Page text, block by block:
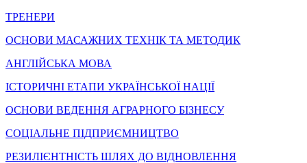
ТРЕНЕРИ
ОСНОВИ МАСАЖНИХ ТЕХНІК ТА МЕТОДИК
АНГЛІЙСЬКА МОВА
ІСТОРИЧНІ ЕТАПИ УКРАЇНСЬКОЇ НАЦІЇ
ОСНОВИ ВЕДЕННЯ АГРАРНОГО БІЗНЕСУ
СОЦІАЛЬНЕ ПІДПРИЄМНИЦТВО
РЕЗИЛІЄНТНІСТЬ ШЛЯХ ДО ВІДНОВЛЕННЯ